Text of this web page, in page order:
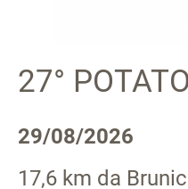
27°
29/08/2026
17,6 km da